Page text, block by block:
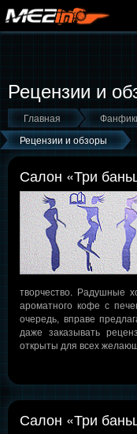
Рецензии и
Главная
Рецензии и обзоры
Салон «Три
творчество. Радушные
ароматного кофе с
очередь, вправе
даже заказывать
открыты для всех
Салон «Три